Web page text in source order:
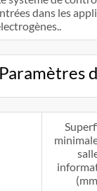
dans les